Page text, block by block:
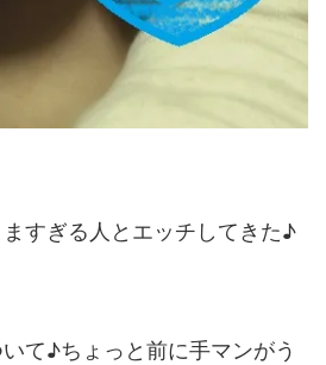
すぎる人とエッチしてきた♪
て♪ちょっと前に手マンがう